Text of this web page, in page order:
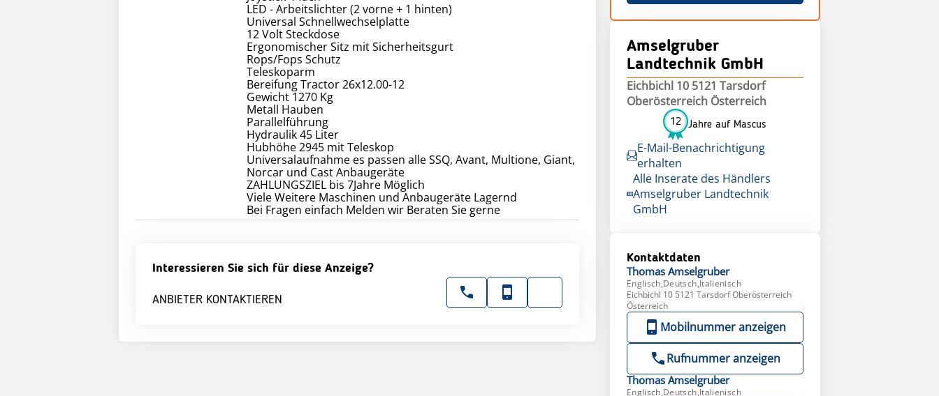
LED - Arbeitslichter (2 vorne + 1 hinten)
Universal Schnellwechselplatte
12 Volt Steckdose
Ergonomischer Sitz mit Sicherheitsgurt
Rops/Fops Schutz
Teleskoparm
Bereifung Tractor 26x12.00-12
Gewicht 1270 Kg
Metall Hauben
Parallelführung
Hydraulik 45 Liter
Hubhöhe 2945 mit Teleskop
Universalaufnahme es passen alle SSQ, Avant, Multione, Giant,
Norcar und Cast Anbaugeräte
ZAHLUNGSZIEL bis 7Jahre Möglich
Viele Weitere Maschinen und Anbaugeräte Lagernd
Bei Fragen einfach Melden wir Beraten Sie gerne
Interessieren Sie sich für diese Anzeige?
ANBIETER KONTAKTIEREN
Amselgruber
Landtechnik GmbH
Eichbichl 10 5121 Tarsdorf
Oberösterreich Österreich
12 Jahre auf Mascus
E-Mail-Benachrichtigung
erhalten
Alle Inserate des Händlers
Amselgruber Landtechnik
GmbH
Kontaktdaten
Thomas Amselgruber
Englisch,Deutsch,Italienisch
Eichbichl 10 5121 Tarsdorf Oberösterreich
Österreich
Mobilnummer anzeigen
Rufnummer anzeigen
Thomas Amselgruber
Englisch,Deutsch,Italienisch